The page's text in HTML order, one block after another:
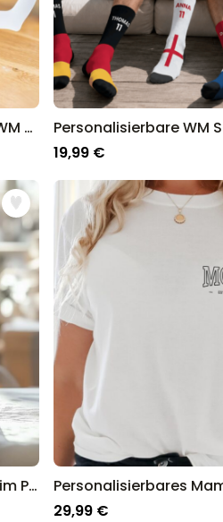
Personalisierter Bierkrug - WM Design mit Comic-Illustration
19,99 €
Geschenkpapier mit Fotos im Polaroid-Design personalisierbar
29,99 €